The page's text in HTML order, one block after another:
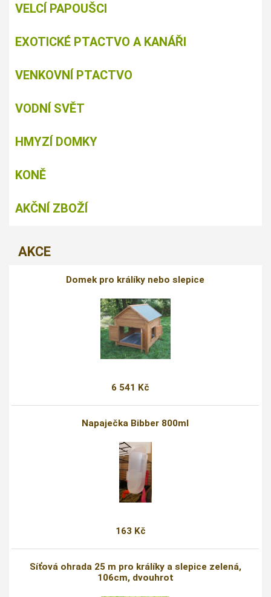
VELCÍ PAPOUŠCI
EXOTICKÉ PTACTVO A KANÁŘI
VENKOVNÍ PTACTVO
VODNÍ SVĚT
HMYZÍ DOMKY
KONĚ
AKČNÍ ZBOŽÍ
AKCE
Domek pro králíky nebo slepice
6 541 Kč
Napaječka Bibber 800ml
163 Kč
Síťová ohrada 25 m pro králíky a slepice zelená,
106cm, dvouhrot